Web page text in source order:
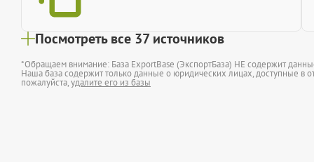
Посмотреть все 37 источников
*Обращаем внимание: База ExportBase (ЭкспортБаза) НЕ содержит
Наша база содержит только данные о юридических лицах, доступные в
пожалуйста,удалите его из базы